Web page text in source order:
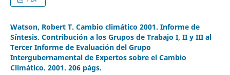
Watson, Robert T. Cambio climático 2001. Informe de
Síntesis. Contribución a los Grupos de Trabajo I, II y III al
Tercer Informe de Evaluación del Grupo
Intergubernamental de Expertos sobre el Cambio
Climático. 2001. 206 págs.